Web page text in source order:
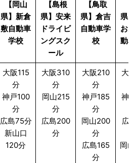
【岡山
県】新倉
敷自動車
学校
【島根
県】安来
ドライビ
ングスク
ール
【鳥取
県】倉吉
自動車学
校
県
お
動
大阪115
分
神戸100
分
広島75分
新山口
120分
大阪310
分
岡山215
分
広島200
分
大阪210
分
神戸185
分
岡山200
分
広島165
分
大
神
広
岡